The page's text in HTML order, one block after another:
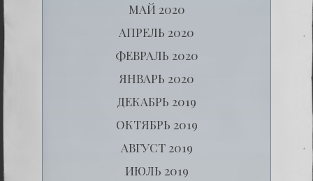
МАЙ 2020
АПРЕЛЬ 2020
ФЕВРАЛЬ 2020
ЯНВАРЬ 2020
ДЕКАБРЬ 2019
ОКТЯБРЬ 2019
АВГУСТ 2019
ИЮЛЬ 2019